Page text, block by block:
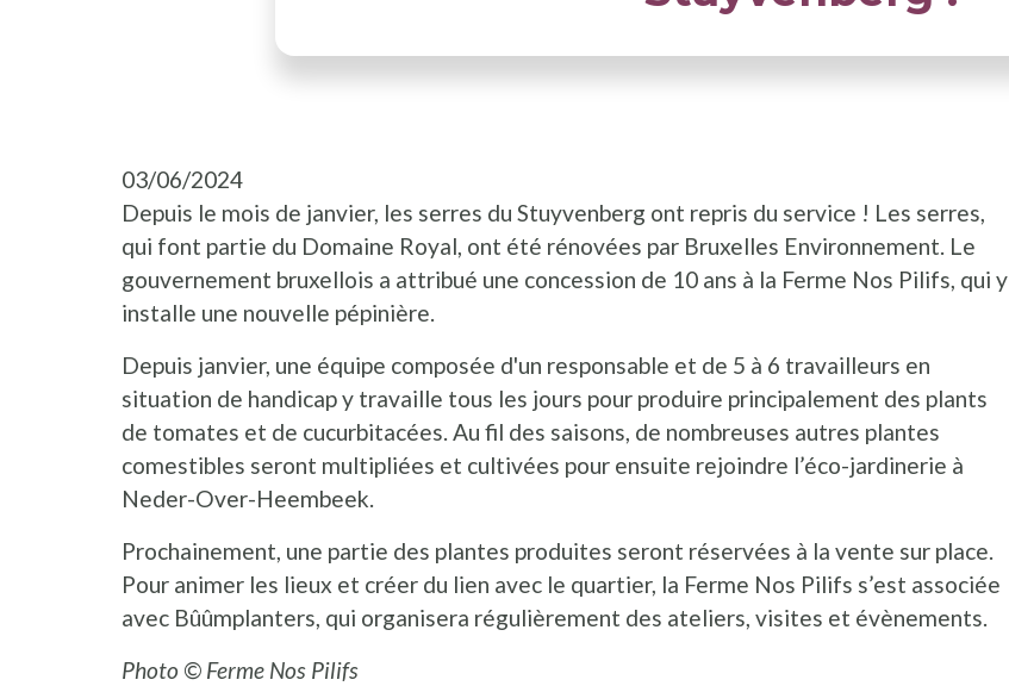
03/06/2024
Depuis le mois de janvier, les serres du Stuyvenberg ont repris du service ! Les serres,
qui font partie du Domaine Royal, ont été rénovées par Bruxelles Environnement. Le
gouvernement bruxellois a attribué une concession de 10 ans à la Ferme Nos Pilifs, qui y
installe une nouvelle pépinière.
Depuis janvier, une équipe composée d'un responsable et de 5 à 6 travailleurs en
situation de handicap y travaille tous les jours pour produire principalement des plants
de tomates et de cucurbitacées. Au fil des saisons, de nombreuses autres plantes
comestibles seront multipliées et cultivées pour ensuite rejoindre l’éco-jardinerie à
Neder-Over-Heembeek.
Prochainement, une partie des plantes produites seront réservées à la vente sur place.
Pour animer les lieux et créer du lien avec le quartier, la Ferme Nos Pilifs s’est associée
avec Bûûmplanters, qui organisera régulièrement des ateliers, visites et évènements.
Photo © Ferme Nos Pilifs